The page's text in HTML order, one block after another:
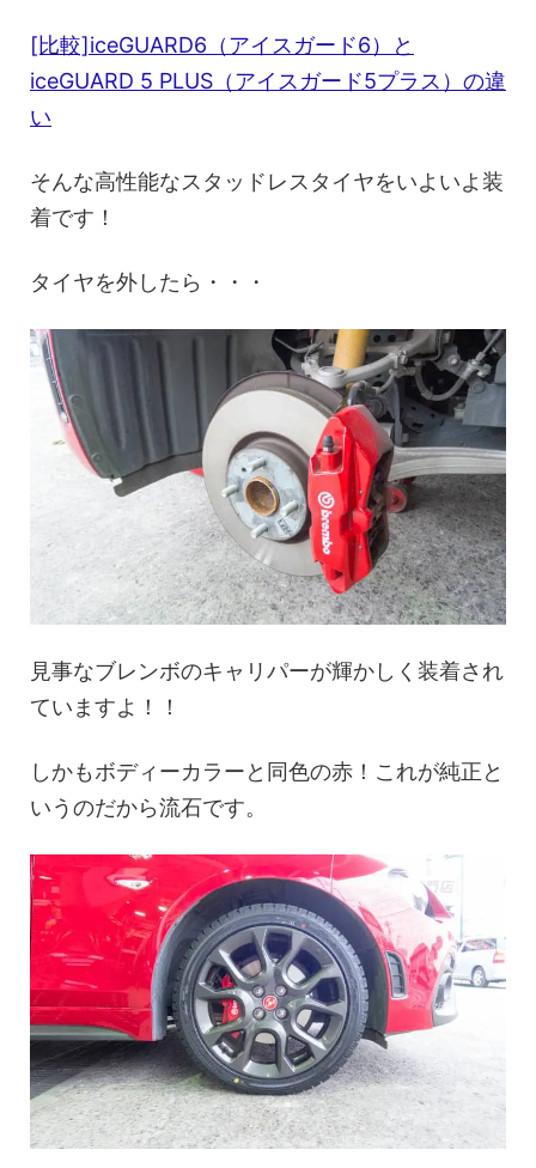
[比較]iceGUARD6（アイスガード6）と
iceGUARD 5 PLUS（アイスガード5プラス）の違
い
そんな高性能なスタッドレスタイヤをいよいよ装
着です！
タイヤを外したら・・・
見事なブレンボのキャリパーが輝かしく装着され
ていますよ！！
しかもボディーカラーと同色の赤！これが純正と
いうのだから流石です。